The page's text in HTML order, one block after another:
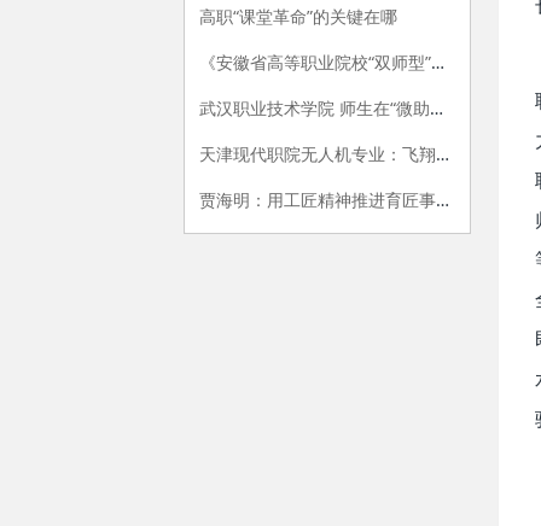
高职“课堂革命”的关键在哪
《安徽省高等职业院校“双师型”教师认定办法（试行）》和《安徽省高等职业院校“双师型”教师认定标准（试行）》
武汉职业技术学院 师生在“微助教”平台上共享思政课的乐趣
天津现代职院无人机专业：飞翔，在我手中
贾海明：用工匠精神推进育匠事业创新发展